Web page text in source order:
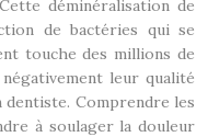
déminéralisation de
de bactéries qui se
touche des millions de
leur qualité
Comprendre les
à soulager la douleur